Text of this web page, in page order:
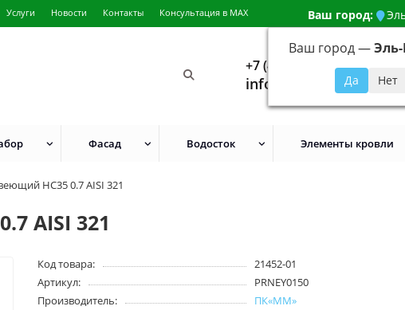
Услуги Новости Контакты Консультация в MAX Ваш город:
Ваш город —
+7 (499) 648-92-94
Фасад Водосток Элементы кровли
НС35 0.7 AISI 321
AISI 321
Код товара:
21452-01
Артикул:
PRNEY0150
Производитель:
ПК«ММ»